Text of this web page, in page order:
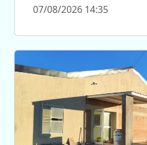
07/08/2026 14:35